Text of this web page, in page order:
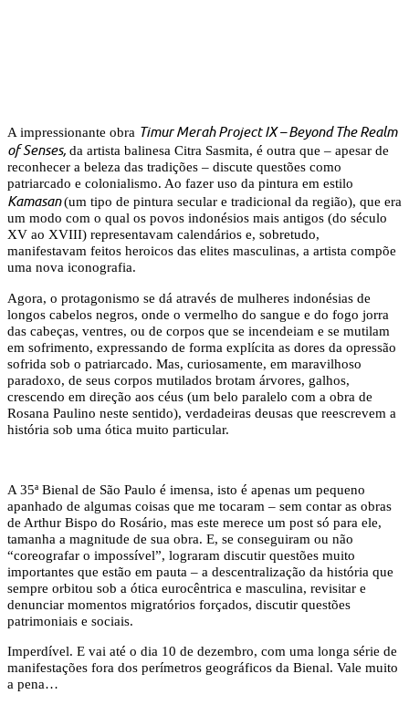
A impressionante obra Timur Merah Project IX – Beyond The Realm
of Senses, da artista balinesa Citra Sasmita, é outra que – apesar de
reconhecer a beleza das tradições – discute questões como
patriarcado e colonialismo. Ao fazer uso da pintura em estilo
Kamasan(um tipo de pintura secular e tradicional da região), que era
um modo com o qual os povos indonésios mais antigos (do século
XV ao XVIII) representavam calendários e, sobretudo,
manifestavam feitos heroicos das elites masculinas, a artista compõe
uma nova iconografia.
Agora, o protagonismo se dá através de mulheres indonésias de
longos cabelos negros, onde o vermelho do sangue e do fogo jorra
das cabeças, ventres, ou de corpos que se incendeiam e se mutilam
em sofrimento, expressando de forma explícita as dores da opressão
sofrida sob o patriarcado. Mas, curiosamente, em maravilhoso
paradoxo, de seus corpos mutilados brotam árvores, galhos,
crescendo em direção aos céus (um belo paralelo com a obra de
Rosana Paulino neste sentido), verdadeiras deusas que reescrevem a
história sob uma ótica muito particular.
A 35ª Bienal de São Paulo é imensa, isto é apenas um pequeno
apanhado de algumas coisas que me tocaram – sem contar as obras
de Arthur Bispo do Rosário, mas este merece um post só para ele,
tamanha a magnitude de sua obra. E, se conseguiram ou não
“coreografar o impossível”, lograram discutir questões muito
importantes que estão em pauta – a descentralização da história que
sempre orbitou sob a ótica eurocêntrica e masculina, revisitar e
denunciar momentos migratórios forçados, discutir questões
patrimoniais e sociais.
Imperdível. E vai até o dia 10 de dezembro, com uma longa série de
manifestações fora dos perímetros geográficos da Bienal. Vale muito
a pena…